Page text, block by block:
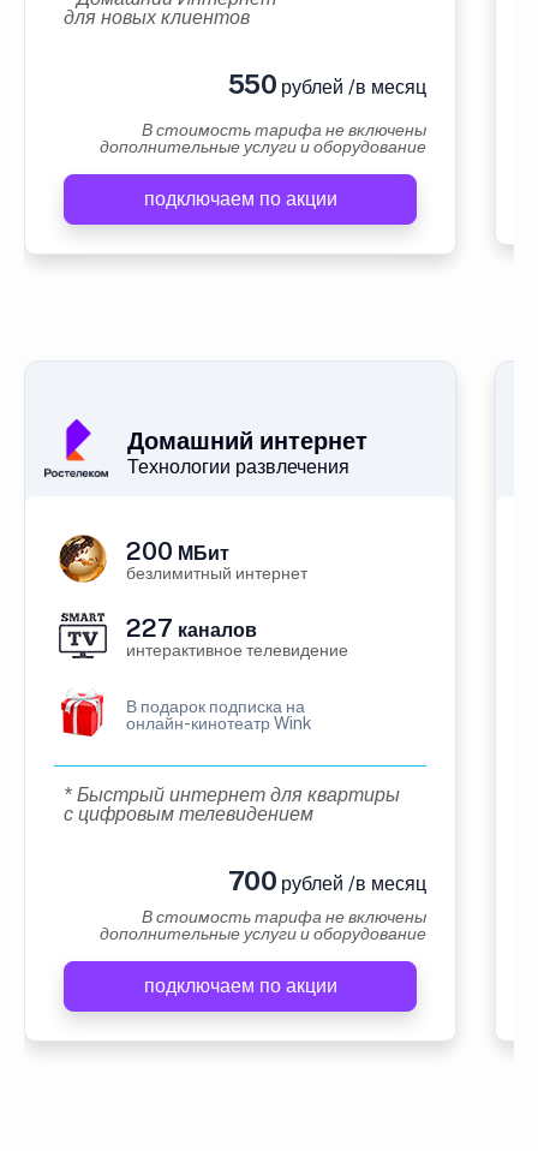
для новых клиентов
550 рублей /в месяц
В стоимость тарифа не включены
дополнительные услуги и оборудование
подключаем по акции
Домашний интернет
Технологии развлечения
200 МБит
безлимитный интернет
227 каналов
интерактивное телевидение
В подарок подписка на
онлайн-кинотеатр Wink
* Быстрый интернет для квартиры
с цифровым телевидением
700 рублей /в месяц
В стоимость тарифа не включены
дополнительные услуги и оборудование
подключаем по акции